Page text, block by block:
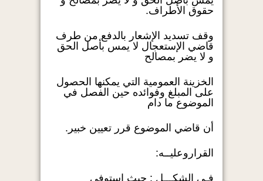
حقوق الأطراف.
وقف تسديد الإشعار بالدفع من طرف
قاضي الإستعجال لا يمس بأصل الحق
و لا يضر بمصالح
الخزينة العمومية التي يمكنها الحصول
على المبلغ وفوائده حين الفصل في
الموضوع ما دام
أن قاضي الموضوع قرر تعيين خبير.
القراروعليــه:
فـي الشكـــل : حيث استوفى